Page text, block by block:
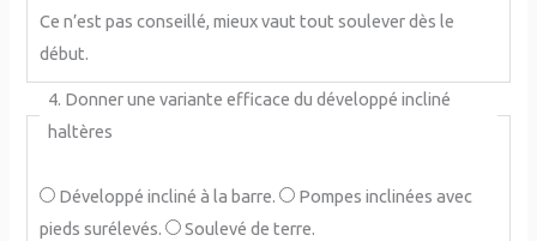
Ce n’est pas conseillé, mieux vaut tout soulever dès le
début.
4. Donner une variante efficace du développé incliné
haltères
Développé incliné à la barre.
Pompes inclinées avec
pieds surélevés.
Soulevé de terre.